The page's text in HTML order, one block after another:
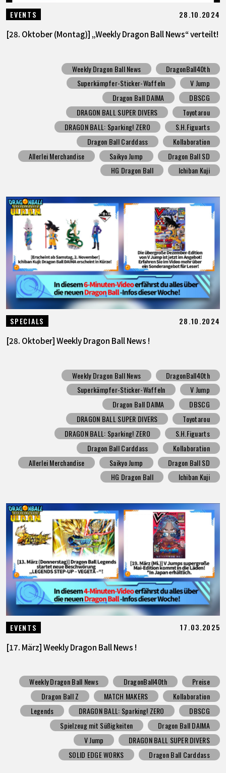
EVENTS 28.10.2024
[28. Oktober (Montag)] „Weekly Dragon Ball News“ verteilt!
Weekly Dragon Ball News
DragonBall40th
Superkämpfer-Sticker-Waffeln
V Jump
Dragon Ball DAIMA
DBSCG
DRAGON BALL SUPER DIVERS
Toyotarou
DRAGON BALL: Sparking! ZERO
S.H.Figuarts
Dragon Ball Carddass
Kollaboration
Allerlei Merchandise
Saikyo Jump
Dragon Ball SD
HG Dragon Ball
Ichiban Kuji
SPECIALS 28.10.2024
[28. Oktober] Weekly Dragon Ball News !
Weekly Dragon Ball News
DragonBall40th
Superkämpfer-Sticker-Waffeln
V Jump
Dragon Ball DAIMA
DBSCG
DRAGON BALL SUPER DIVERS
Toyotarou
DRAGON BALL: Sparking! ZERO
S.H.Figuarts
Dragon Ball Carddass
Kollaboration
Allerlei Merchandise
Saikyo Jump
Dragon Ball SD
HG Dragon Ball
Ichiban Kuji
EVENTS 17.03.2025
[17. März] Weekly Dragon Ball News !
Weekly Dragon Ball News DragonBall40th
Preise
Dragon Ball Z
MATCH MAKERS
Kollaboration
Legends
DRAGON BALL: Sparking! ZERO
DBSCG
Spielzeug mit Süßigkeiten
Dragon Ball DAIMA
V Jump
DRAGON BALL SUPER DIVERS
SOLID EDGE WORKS
Dragon Ball Carddass